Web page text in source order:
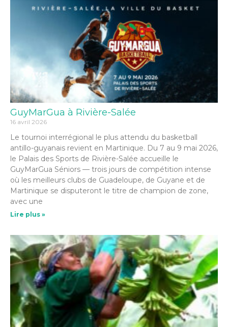
GuyMarGua à Rivière-Salée
16 avril 2026
Le tournoi interrégional le plus attendu du basketball
antillo-guyanais revient en Martinique. Du 7 au 9 mai 2026,
le Palais des Sports de Rivière-Salée accueille le
GuyMarGua Séniors — trois jours de compétition intense
où les meilleurs clubs de Guadeloupe, de Guyane et de
Martinique se disputeront le titre de champion de zone,
avec une
Lire plus »